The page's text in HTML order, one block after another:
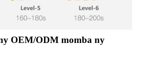
OEM/ODM momba ny